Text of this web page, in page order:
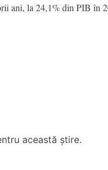
ani, la 24,1% din PIB în
această știre.